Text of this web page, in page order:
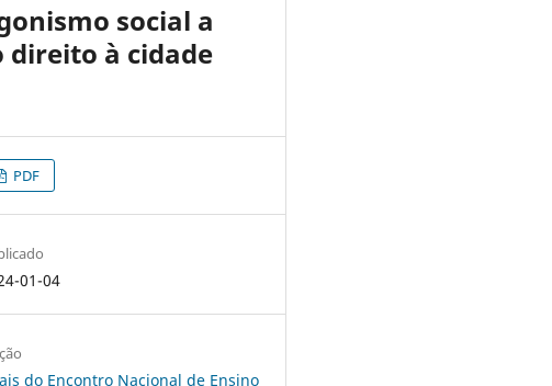
social a
direito à cidade
PDF
01-04
do Encontro Nacional de Ensino